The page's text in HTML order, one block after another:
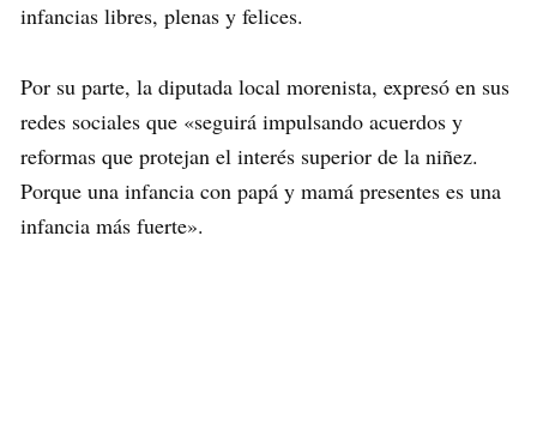
infancias libres, plenas y felices.
Por su parte, la diputada local morenista, expresó en sus
redes sociales que «seguirá impulsando acuerdos y
reformas que protejan el interés superior de la niñez.
Porque una infancia con papá y mamá presentes es una
infancia más fuerte».